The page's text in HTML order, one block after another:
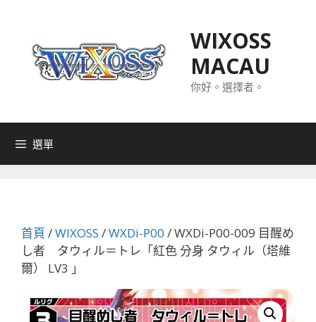
WIXOSS
MACAU
你好。選擇者。
選單
首頁 /WIXOSS /WXDi-P00 / WXDi-P00-009 目醒め
し者 タウィル＝トレ「紅色 分身 タウィル（塔維
爾） LV3 」